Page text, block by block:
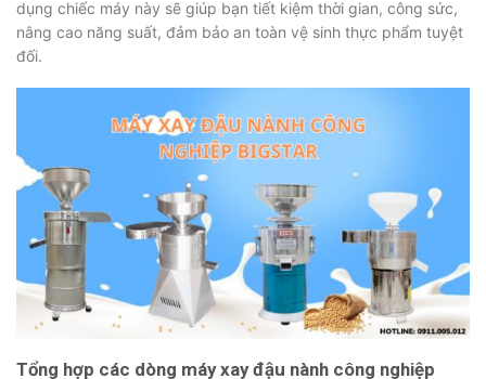
dụng chiếc máy này sẽ giúp bạn tiết kiệm thời gian, công sức,
nâng cao năng suất, đảm bảo an toàn vệ sinh thực phẩm tuyệt
đối.
Tổng hợp các dòng máy xay đậu nành công nghiệp